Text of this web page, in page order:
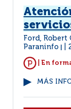
Ford, Robert
Paraninfo
| En
MÁS